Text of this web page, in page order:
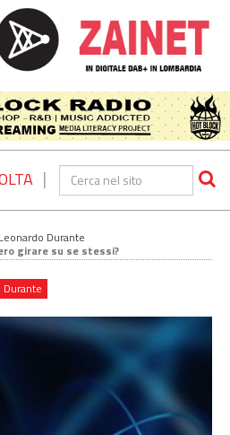
|
Durante
girare su se stessi?
Durante